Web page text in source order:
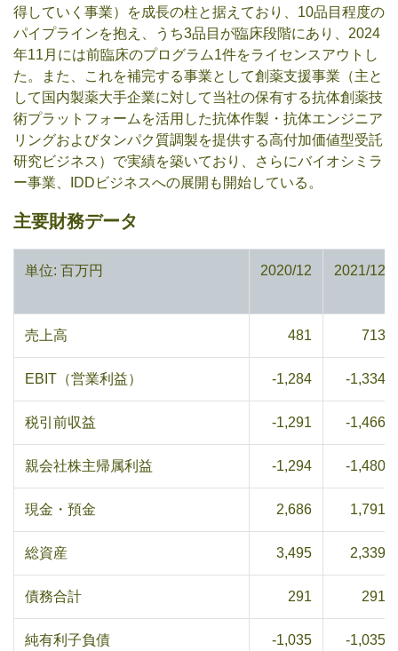
得していく事業）を成長の柱と据えており、10品目程度の
パイプラインを抱え、うち3品目が臨床段階にあり、2024
年11月には前臨床のプログラム1件をライセンスアウトし
た。また、これを補完する事業として創薬支援事業（主と
して国内製薬大手企業に対して当社の保有する抗体創薬技
術プラットフォームを活用した抗体作製・抗体エンジニア
リングおよびタンパク質調製を提供する高付加価値型受託
研究ビジネス）で実績を築いており、さらにバイオシミラ
ー事業、IDDビジネスへの展開も開始している。
主要財務データ
単位: 百万円 2020/12 2021/12
売上高 481 713
EBIT（営業利益） -1,284 -1,334
税引前収益 -1,291 -1,466
親会社株主帰属利益 -1,294 -1,480
現金・預金 2,686 1,791
総資産 3,495 2,339
債務合計 291 291
純有利子負債 -1,035 -1,035